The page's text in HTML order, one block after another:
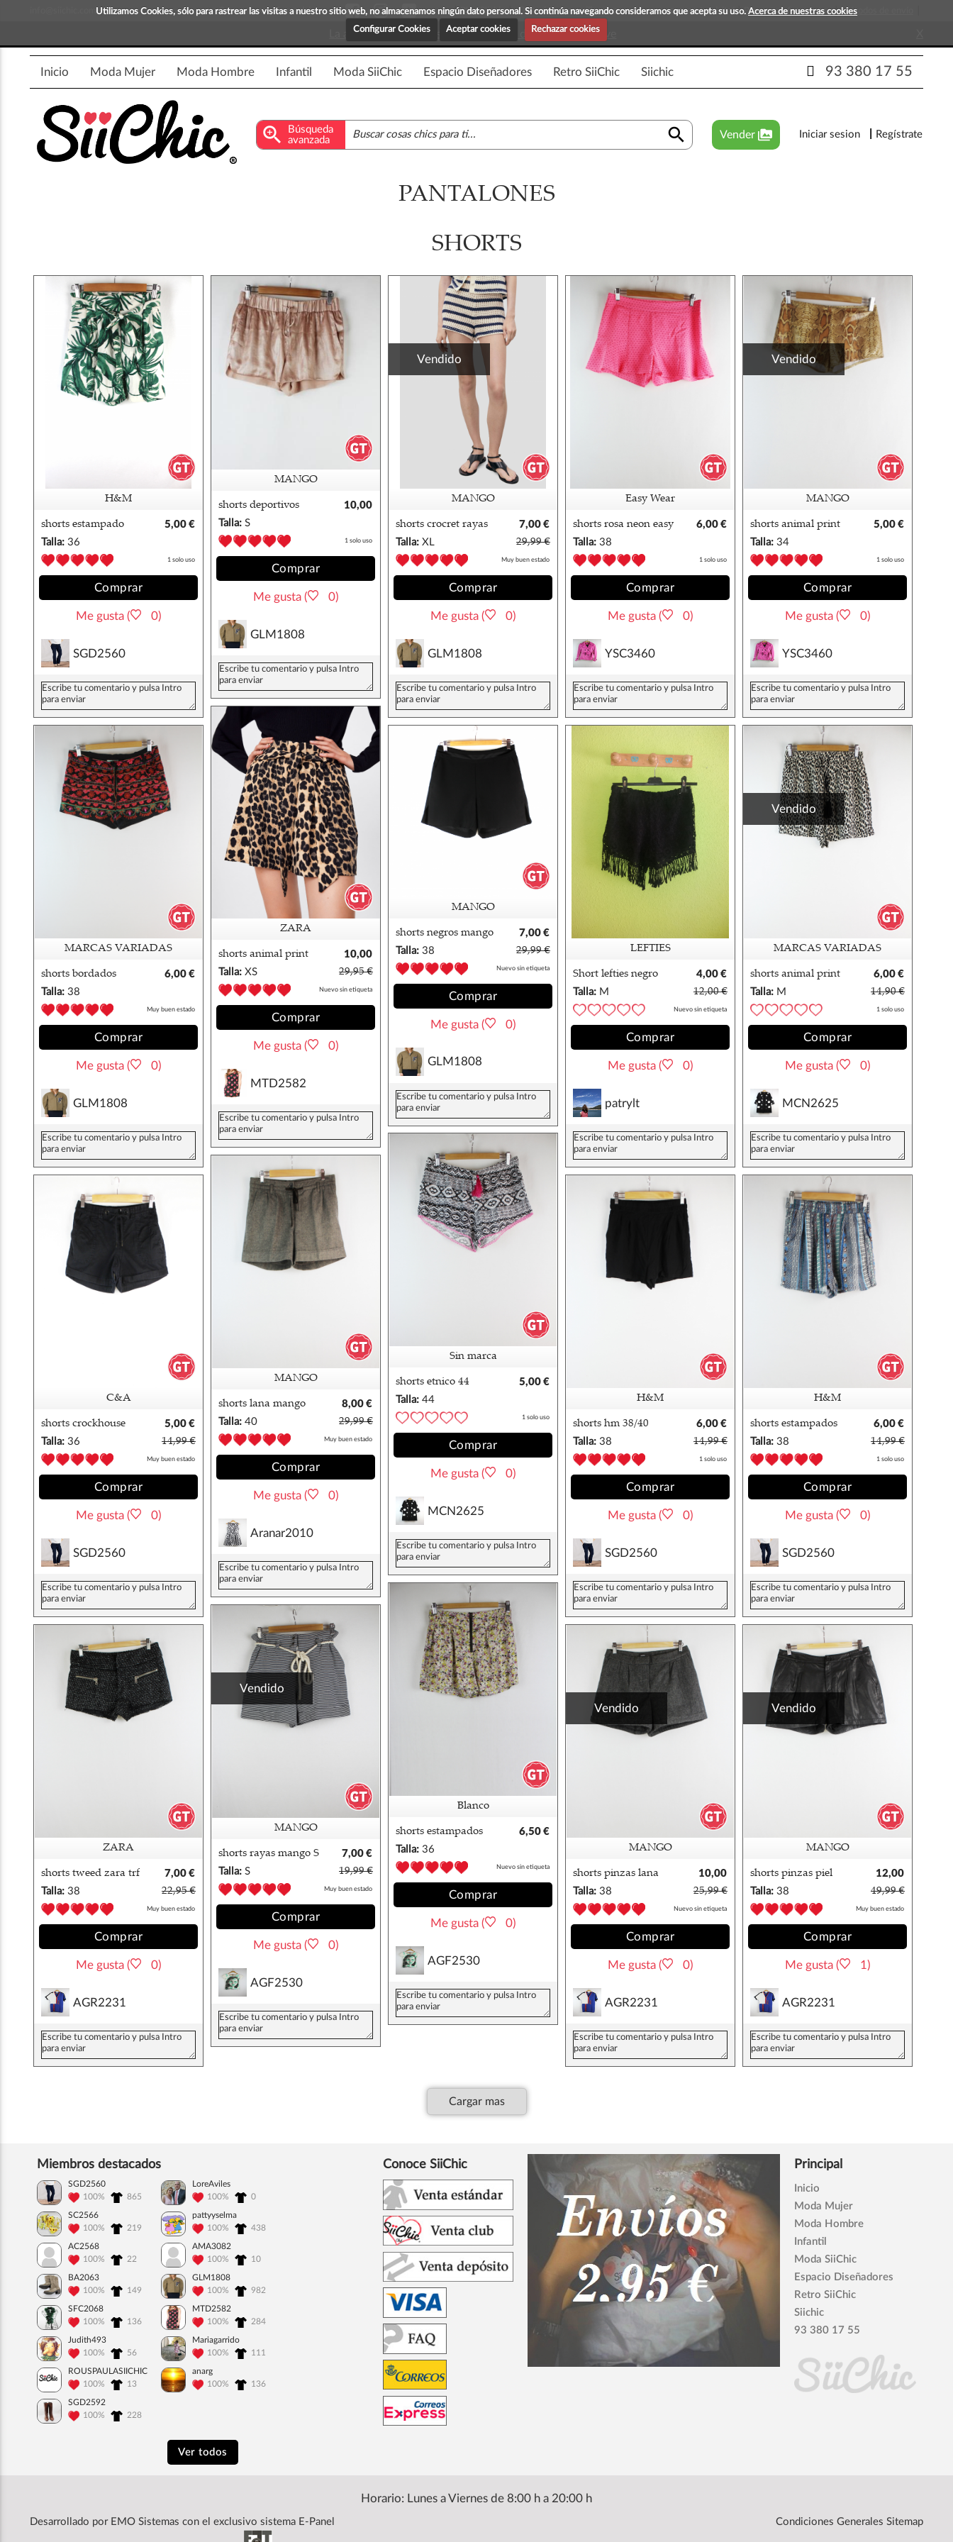
Utilizamos Cookies, sólo para rastrear las visitas a nuestro sitio web, no almacenamos ningún dato personal. Si continúa navegando consideramos que acepta su uso. Acerca de nuestras cookies
Configurar Cookies
Aceptar cookies Rechazar cookies
¡Compra y vende moda! Blog Siichic ¡Descubre maravillosas prendas que esperan tu visita! Preguntas frecuentes Métodos de envío
La app para android esta en fase beta, disponible en breve
Inicio Moda Mujer Moda Hombre Infantil Moda SiiChic Espacio Diseñadores Retro SiiChic Siichic 93 380 17 55
zoom_in
Búsqueda
avanzada
search Vender perm_media Iniciar sesion Regístrate
PANTALONES
SHORTS
H&M
shorts estampado
tropical verde hm
5,00 €
Talla: 36
1 solo uso
Comprar
Me gusta ( 0)
SGD2560
MANGO
shorts deportivos
satinado mango
10,00
Talla: S
1 solo uso
Comprar
Me gusta ( 0)
GLM1808
Vendido
MANGO
shorts crocret rayas
mango
7,00 €
Talla: XL 29,99 €
Muy buen estado
Comprar
Me gusta ( 0)
GLM1808
Easy Wear
shorts rosa neon easy
wear 38
6,00 €
Talla: 38
1 solo uso
Comprar
Me gusta ( 0)
YSC3460
Vendido
MANGO
shorts animal print
mango 34
5,00 €
Talla: 34
1 solo uso
Comprar
Me gusta ( 0)
YSC3460
ZARA
shorts animal print
zara XS
10,00
€
Talla: XS 29,95 €
Nuevo sin etiqueta
Comprar
Me gusta ( 0)
MTD2582
MARCAS VARIADAS
shorts bordados
Cheer Sagar Export
6,00 €
Talla: 38
Muy buen estado
Comprar
Me gusta ( 0)
GLM1808
MANGO
shorts negros mango
38
7,00 €
Talla: 38 29,99 €
Nuevo sin etiqueta
Comprar
Me gusta ( 0)
GLM1808
LEFTIES
Short lefties negro
flecos
4,00 €
Talla: M 12,00 €
Nuevo sin etiqueta
Comprar
Me gusta ( 0)
patrylt
Vendido
MARCAS VARIADAS
shorts animal print
zebra M
6,00 €
Talla: M 14,90 €
1 solo uso
Comprar
Me gusta ( 0)
MCN2625
Sin marca
shorts etnico 44
5,00 €
Talla: 44
1 solo uso
Comprar
Me gusta ( 0)
MCN2625
MANGO
shorts lana mango
40/42
8,00 €
Talla: 40 29,99 €
Muy buen estado
Comprar
Me gusta ( 0)
Aranar2010
C&A
shorts crockhouse
36/38
5,00 €
Talla: 36 14,99 €
Muy buen estado
Comprar
Me gusta ( 0)
SGD2560
H&M
shorts hm 38/40
6,00 €
Talla: 38 14,99 €
1 solo uso
Comprar
Me gusta ( 0)
SGD2560
H&M
shorts estampados
hm 38/40
6,00 €
Talla: 38 14,99 €
1 solo uso
Comprar
Me gusta ( 0)
SGD2560
Blanco
shorts estampados
blanco 36
6,50 €
Talla: 36
Nuevo sin etiqueta
Comprar
Me gusta ( 0)
AGF2530
Vendido
MANGO
shorts rayas mango S
7,00 €
Talla: S 19,99 €
Muy buen estado
Comprar
Me gusta ( 0)
AGF2530
ZARA
shorts tweed zara trf
38/40
7,00 €
Talla: 38 22,95 €
Muy buen estado
Comprar
Me gusta ( 0)
AGR2231
Vendido
MANGO
shorts pinzas lana
mango 38/40
10,00
€
Talla: 38 25,99 €
Nuevo sin etiqueta
Comprar
Me gusta ( 0)
AGR2231
Vendido
MANGO
shorts pinzas piel
mango 38/40
12,00
€
Talla: 38 49,99 €
Muy buen estado
Comprar
Me gusta ( 1)
AGR2231
Cargar mas
Miembros destacados
SGD2560
100%
865
LoreAviles
100%
0
SC2566
100%
219
pattyyselma
100%
438
AC2568
100%
22
AMA3082
100%
10
BA2063
100%
149
GLM1808
100%
982
SFC2068
100%
136
MTD2582
100%
284
Judith493
100%
56
Mariagarrido
100%
111
ROUSPAULASIICHIC
100%
13
anarg
100%
136
SGD2592
100%
228
Ver todos
Conoce SiiChic Principal
Inicio
Moda Mujer
Moda Hombre
Infantil
Moda SiiChic
Espacio Diseñadores
Retro SiiChic
Siichic
93 380 17 55
Horario: Lunes a Viernes de 8:00 h a 20:00 h
Condiciones Generales Sitemap
Desarrollado por EMO Sistemas con el exclusivo sistema E-Panel